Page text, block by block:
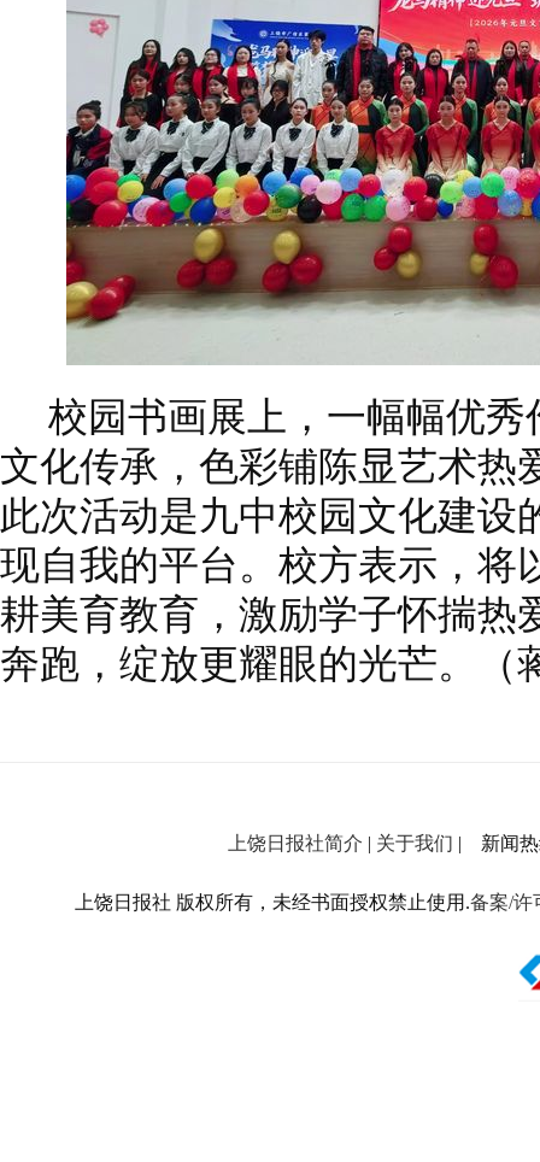
校园书画展上，一幅幅优
文化传承，色彩铺陈显艺术热
此次活动是九中校园文化建设
现自我的平台。校方表示，将
耕美育教育，激励学子怀揣热
奔跑，绽放更耀眼的光芒。（
上饶日报社简介 | 关于我们 | 新闻热
上饶日报社 版权所有，未经书面授权禁止使用.备案/许